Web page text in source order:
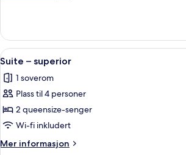
–
premium
Åpne
alle
bildene
av
Suite
–
superior
Suite –
26
Suite – superior
1 soverom
Plass til 4 personer
2 queensize-senger
Wi-fi inkludert
Mer informasjon
Mer